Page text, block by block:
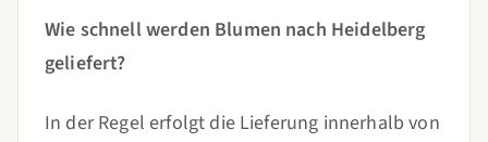
Wie schnell werden Blumen nach Heidelberg
geliefert?
In der Regel erfolgt die Lieferung innerhalb von